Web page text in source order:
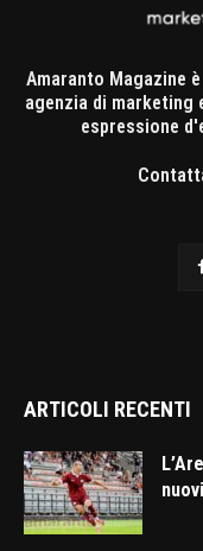
Amaranto Magazine
agenzia di marketing
espressione
ARTICOLI RECENTI